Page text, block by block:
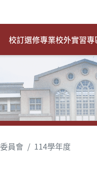
校訂選修專業校外實習專
員會 114學年度